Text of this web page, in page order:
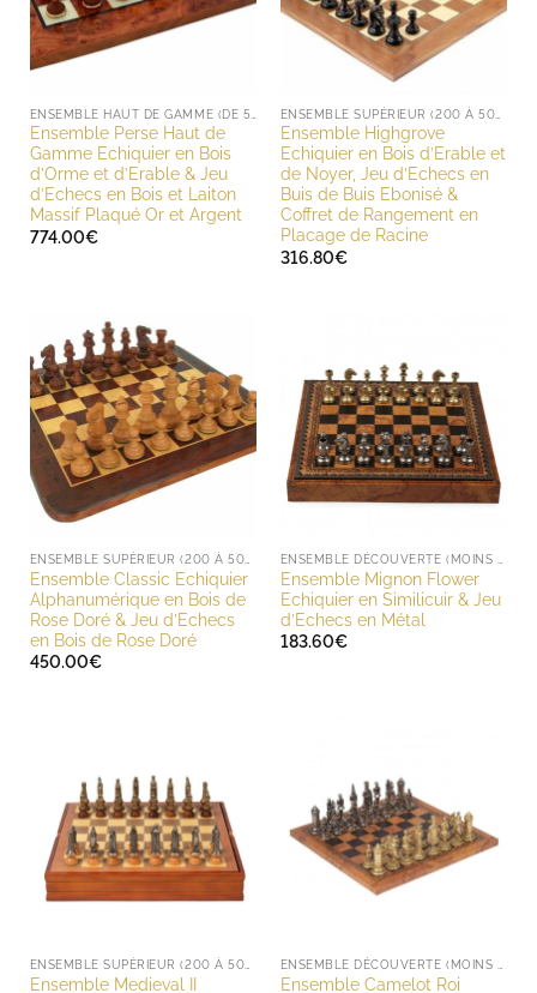
Ensemble Perse Haut de
Gamme Echiquier en Bois
d’Orme et d’Erable & Jeu
d’Echecs en Bois et Laiton
Massif Plaqué Or et Argent
774.00€
Ensemble Highgrove
Echiquier en Bois d’Erable et
de Noyer, Jeu d’Echecs en
Buis de Buis Ebonisé &
Coffret de Rangement en
Placage de Racine
316.80€
Ensemble Classic Echiquier
Alphanumérique en Bois de
Rose Doré & Jeu d’Echecs
en Bois de Rose Doré
450.00€
Ensemble Mignon Flower
Echiquier en Similicuir & Jeu
d’Echecs en Métal
183.60€
Ensemble Medieval II
Ensemble Camelot Roi